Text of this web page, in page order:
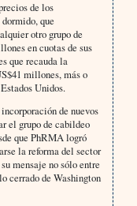
de los
que
otro grupo de
en cuotas de sus
que recauda la
millones, más o
Unidos.
de nuevos
el grupo de cabildeo
que PhRMA logró
la reforma del sector
mensaje no sólo entre
cerrado de Washington